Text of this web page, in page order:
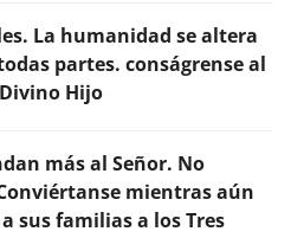
La humanidad se altera
partes. conságrense al
Hijo
más al Señor. No
mientras aún
sus familias a los Tres